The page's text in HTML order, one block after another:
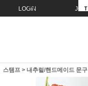
LOGIN JOIN
스탬프 > 내추럴/핸드메이드 문구